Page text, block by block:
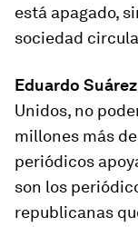
está apagado,
sociedad
Eduardo
Unidos, no
millones más
periódicos
son los
republicanas